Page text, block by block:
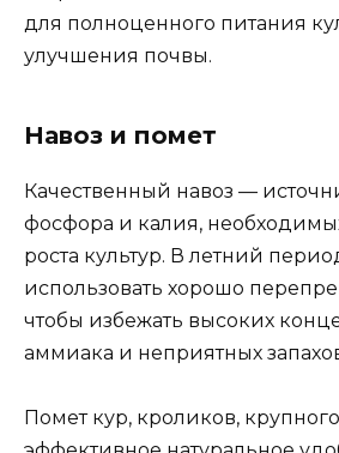
для полноценного питания
улучшения почвы.
Навоз и помет
Качественный навоз —
фосфора и калия,
роста культур. В летний
использовать хорошо
чтобы избежать высоких
аммиака и неприятных
Помет кур, кроликов, крупного